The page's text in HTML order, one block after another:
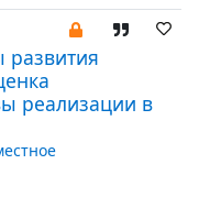
развития
реализации в